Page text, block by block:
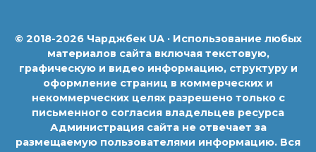
© 2018-2026 Чарджбек UA · Использование любых
материалов сайта включая текстовую,
графическую и видео информацию, структуру и
оформление страниц в коммерческих и
некоммерческих целях разрешено только с
письменного согласия владельцев ресурса
Администрация сайта не отвечает за
размещаемую пользователями информацию. Вся